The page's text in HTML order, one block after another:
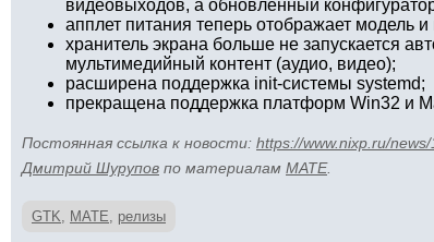
видеовыходов, а обновленный
апплет питания теперь отображает модель
хранитель экрана больше не запускается
мультимедийный контент (аудио, видео);
расширена поддержка init-системы systemd;
прекращена поддержка платформ Win32 и
Постоянная ссылка к новости: https://www.nixp.ru/
Дмитрий Шурупов по материалам MATE.
GTK, MATE, релизы